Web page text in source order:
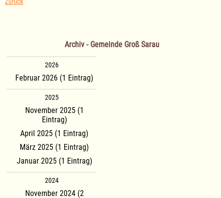
Archiv - Gemeinde Groß Sarau
2026
Februar 2026 (1 Eintrag)
2025
November 2025 (1
Eintrag)
April 2025 (1 Eintrag)
März 2025 (1 Eintrag)
Januar 2025 (1 Eintrag)
2024
November 2024 (2